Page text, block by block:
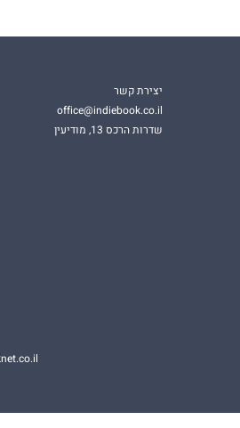
יצירת קשר
office@indiebook.co.il
שדרות הרכס 13, מודיעין